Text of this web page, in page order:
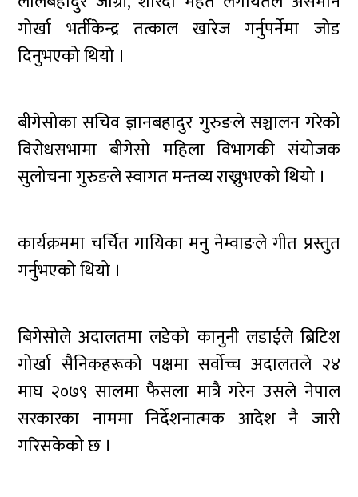
गोर्खा भर्तीकेन्द्र तत्काल खारेज गर्नुपर्नेमा जोड
दिनुभएको थियो ।
बीगेसोका सचिव ज्ञानबहादुर गुरुङले सञ्चालन गरेको
विरोधसभामा बीगेसो महिला विभागकी संयोजक
सुलोचना गुरुङले स्वागत मन्तव्य राख्नुभएको थियो ।
कार्यक्रममा चर्चित गायिका मनु नेम्वाङले गीत प्रस्तुत
गर्नुभएको थियो ।
बिगेसोले अदालतमा लडेको कानुनी लडाईले ब्रिटिश
गोर्खा सैनिकहरूको पक्षमा सर्वोच्च अदालतले २४
माघ २०७९ सालमा फैसला मात्रै गरेन उसले नेपाल
सरकारका नाममा निर्देशनात्मक आदेश नै जारी
गरिसकेको छ ।